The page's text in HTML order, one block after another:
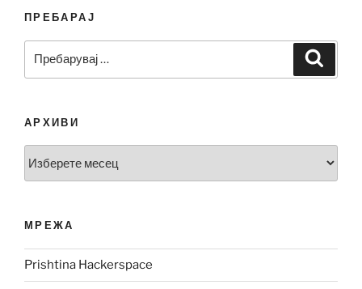
ПРЕБАРАЈ
АРХИВИ
МРЕЖА
Prishtina Hackerspace